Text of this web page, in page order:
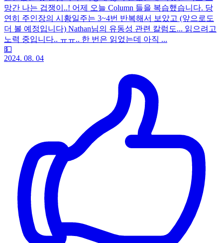
망간 나는 겁쟁이..! 어제 오늘 Column 들을 복습했습니다. 당
연히 주인장의 시황일주는 3~4번 반복해서 보았고 (앞으로도
더 볼 예정입니다) Nathan님의 유동성 관련 칼럼도... 읽으려고
노력 중입니다.. ㅠㅠ.. 한 번은 읽었는데 아직 ...
💵
2024. 08. 04